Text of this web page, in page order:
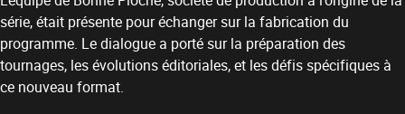
série, était présente pour échanger sur la fabrication du
programme. Le dialogue a porté sur la préparation des
tournages, les évolutions éditoriales, et les défis spécifiques à
ce nouveau format.